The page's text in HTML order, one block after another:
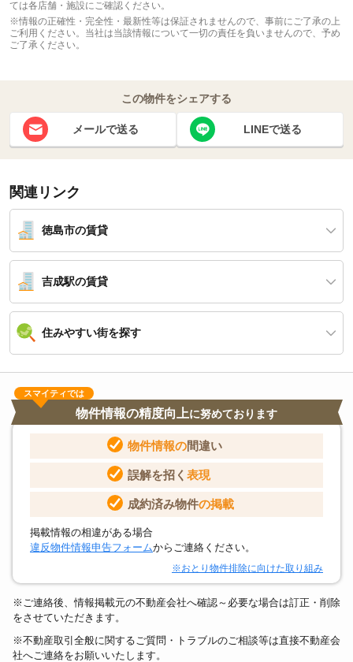
ては各店舗・施設にご確認ください。
※情報の正確性・完全性・最新性等は保証されませんので、事前にご了承の上
ご利用ください。当社は当該情報について一切の責任を負いませんので、予め
ご了承ください。
この物件をシェアする
メールで送る LINEで送る
関連リンク
徳島市の賃貸
吉成駅の賃貸
住みやすい街を探す
スマイティでは
物件情報の精度向上に努めております
物件情報の間違い
誤解を招く 表現
成約済み物件の掲載
掲載情報の相違がある場合
違反物件情報申告フォームからご連絡ください。
※おとり物件排除に向けた取り組み
※ご連絡後、情報掲載元の不動産会社へ確認～必要な場合は訂正・削除
をさせていただきます。
※不動産取引全般に関するご質問・トラブルのご相談等は直接不動産会
社へご連絡をお願いいたします。